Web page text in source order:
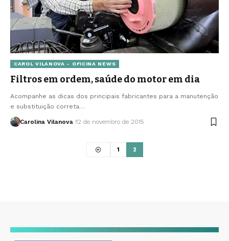
CAROL VILANOVA - OFICINA NEWS
Filtros em ordem, saúde do motor em dia
Acompanhe as dicas dos principais fabricantes para a manutenção
e substituição correta…
Carolina Vilanova 12 de novembro de 2015
1 2